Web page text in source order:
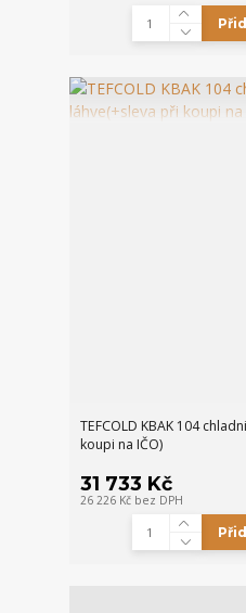
TEFCOLD KBAK 104
koupi na IČO)
31 733 Kč
26 226 Kč bez DPH